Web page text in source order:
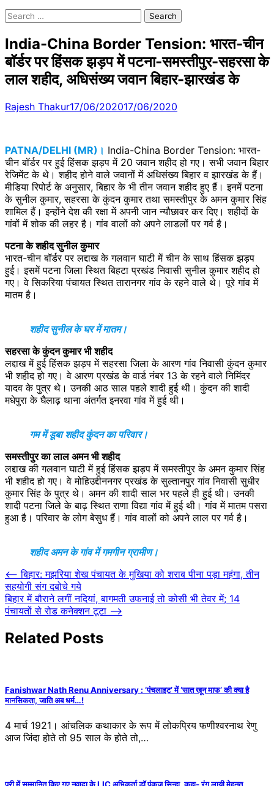
Search
India-China Border Tension: भारत-चीन
बॉर्डर पर हिंसक झड़प में पटना-समस्तीपुर-सहरसा के
लाल शहीद, अधिसंख्‍य जवान बिहार-झारखंड के
Rajesh Thakur17/06/202017/06/2020
PATNA/DELHI (MR)। India-China Border Tension: भारत-
चीन बॉर्डर पर हुई हिंसक झड़प में 20 जवान शहीद हो गए। सभी जवान बिहार
रेजिमेंट के थे। शहीद होने वाले जवानों में अधिसंख्य बिहार व झारखंड के हैं।
मीडिया रिपोर्ट के अनुसार, बिहार के भी तीन जवान शहीद हुए हैं। इनमें पटना
के सुनील कुमार, सहरसा के कुंदन कुमार तथा समस्तीपुर के अमन कुमार सिंह
शामिल हैं। इन्होंने देश की रक्षा में अपनी जान न्यौछावर कर दिए। शहीदों के
गांवों में शोक की लहर है। गांव वालों को अपने लाडलों पर गर्व है।
पटना के शहीद सुनील कुमार
भारत-चीन बॉर्डर पर लद्दाख के गलवान घाटी में चीन के साथ हिंसक झड़प
हुई। इसमें पटना जिला स्थित बिहटा प्रखंड निवासी सुनील कुमार शहीद हो
गए। वे सिकरिया पंचायत स्थित तारानगर गांव के रहने वाले थे। पूरे गांव में
मातम है।
शहीद सुनील के घर में मातम।
सहरसा के कुंदन कुमार भी शहीद
लद्दाख में हुई हिंसक झड़प में सहरसा जिला के आरण गांव निवासी कुंदन कुमार
भी शहीद हो गए। वे आरण प्रखंड के वार्ड नंबर 13 के रहने वाले निमिंदर
यादव के पुत्र थे। उनकी आठ साल पहले शादी हुई थी। कुंदन की शादी
मधेपुरा के घैलाढ़ थाना अंतर्गत इनरवा गांव में हुई थी।
गम में डूबा शहीद कुंदन का परिवार।
समस्तीपुर का लाल अमन भी शहीद
लद्दाख की गलवान घाटी में हुई हिंसक झड़प में समस्तीपुर के अमन कुमार सिंह
भी शहीद हो गए। वे मोहिउद्दीननगर प्रखंड के सुल्तानपुर गांव निवासी सुधीर
कुमार सिंह के पुत्र थे। अमन की शादी साल भर पहले ही हुई थी। उनकी
शादी पटना जिले के बाढ़ स्थित राणा विद्या गांव में हुई थी। गांव में मातम पसरा
हुआ है। परिवार के लोग बेसुध हैं। गांव वालों को अपने लाल पर गर्व है।
शहीद अमन के गांव में गमगीन ग्रामीण।
Post
navigation
⟵ बिहार: मझरिया शेख पंचायत के मुखिया को शराब पीना पड़ा महंगा, तीन
सहयोगी संग दबोचे गये
बिहार में बौराने लगीं नदियां, बागमती उफनाई तो कोसी भी तेवर में; 14
पंचायतों से रोड कनेक्शन टूटा ⟶
Related Posts
Fanishwar Nath Renu Anniversary : ‘पंचलाइट’ में ‘सात खून माफ’ की क्या है
मानसिकता, जाति अब धर्म…!
4 मार्च 1921। आंचलिक कथाकार के रूप में लोकप्रिय फणीश्वरनाथ रेणु
आज जिंदा होते तो 95 साल के होते तो,…